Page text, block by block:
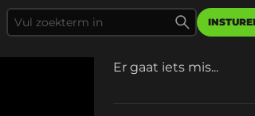
Er gaat iets mis...